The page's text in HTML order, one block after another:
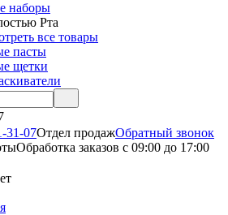
наборы
Рта
все товары
пасты
щетки
31-07Отдел продажОбратный звонок
Обработка заказов с 09:00 до 17:00